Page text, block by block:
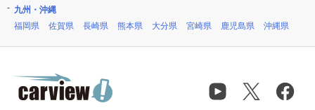
九州・沖縄
福岡県
佐賀県 長崎県 熊本県 大分県 宮崎県 鹿児島県 沖縄県